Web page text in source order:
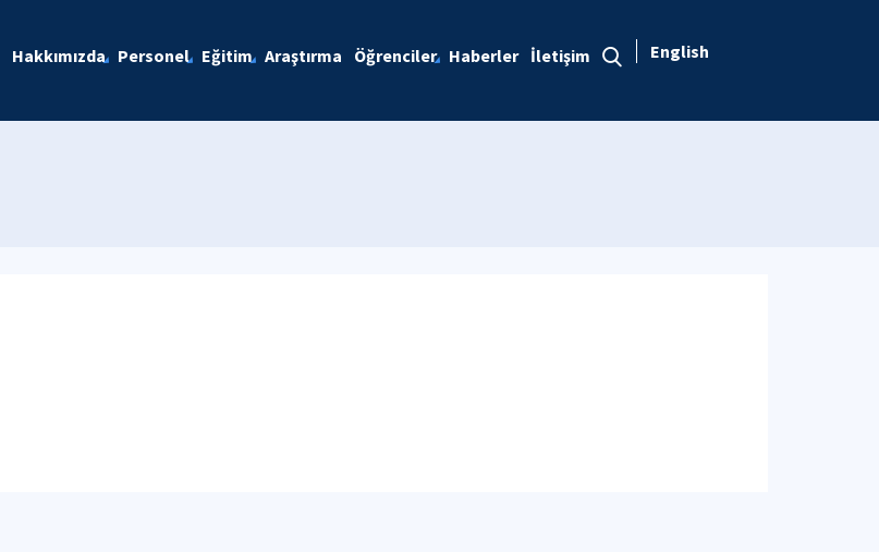
Hakkımızda Personel Eğitim Araştırma Öğrenciler Haberler İletişim English